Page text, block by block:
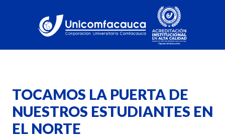
TOCAMOS LA PUERTA DE
NUESTROS ESTUDIANTES EN
EL NORTE